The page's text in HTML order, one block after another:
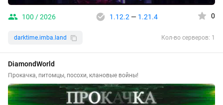
100 / 2026 1.12.2 — 1.21.4 0
darktime.imba.land Кол-во серверов: 1
DiamondWorld
Прокачка, питомцы, посохи, клановые войны!